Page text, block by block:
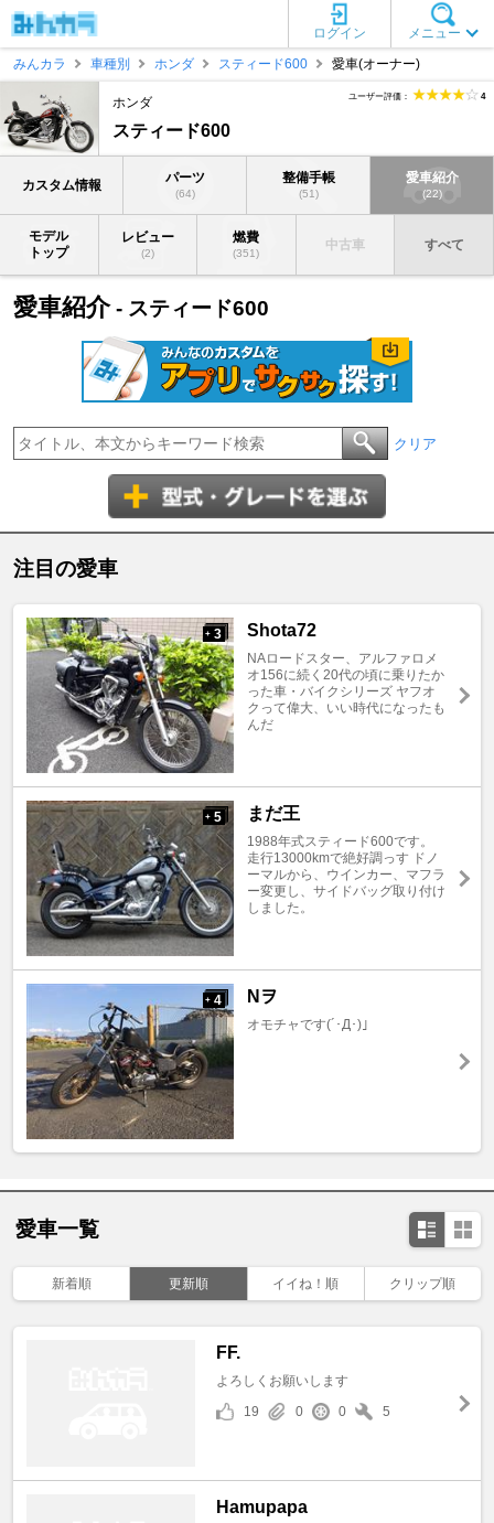
メニュー
ログイン
みんカラ
車種別 ホンダ スティード600 愛車(オーナー)
ホンダ
スティード600
ユーザー評価： 4
カスタム情報 パーツ
(64)
整備手帳
(51)
愛車紹介
(22)
モデル
トップ
レビュー
(2)
燃費
(351)
中古車 すべて
愛車紹介- スティード600
クリア
注目の愛車
+ 3 Shota72
NAロードスター、アルファロメ
オ156に続く20代の頃に乗りたか
った車・バイクシリーズ ヤフオ
クって偉大、いい時代になったも
んだ
+ 5 まだ王
1988年式スティード600です。
走行13000kmで絶好調っす ドノ
ーマルから、ウインカー、マフラ
ー変更し、サイドバッグ取り付け
しました。
+ 4 Nヲ
オモチャです(´･Д･)」
愛車一覧
新着順 更新順 イイね！順 クリップ順
FF.
よろしくお願いします
19
0 0 5
Hamupapa